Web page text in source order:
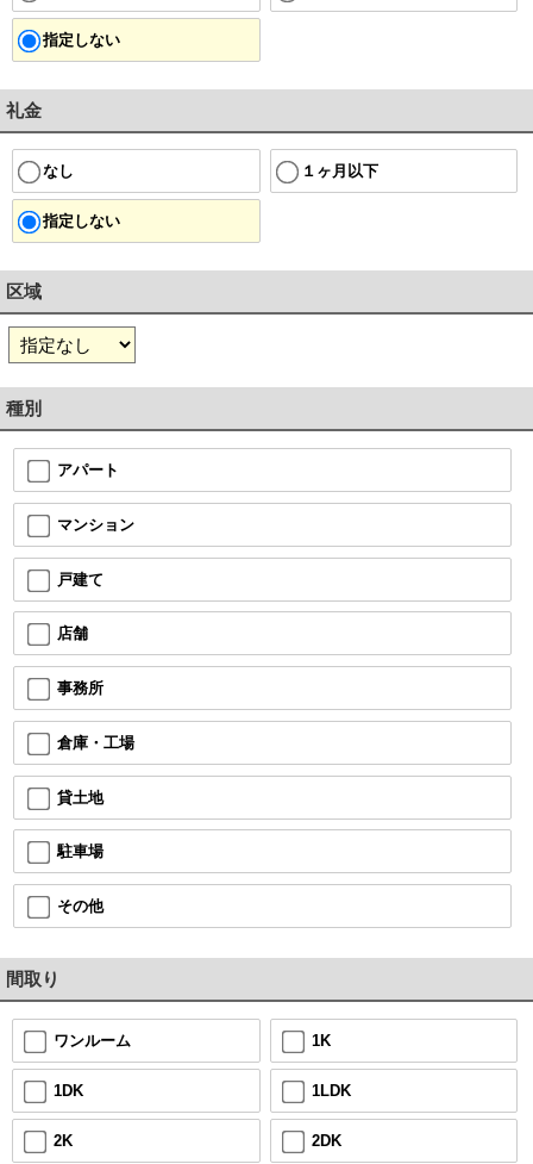
指定しない
礼金
なし １ヶ月以下
指定しない
区域
種別
アパート
マンション
戸建て
店舗
事務所
倉庫・工場
貸土地
駐車場
その他
間取り
ワンルーム 1K
1DK 1LDK
2K 2DK